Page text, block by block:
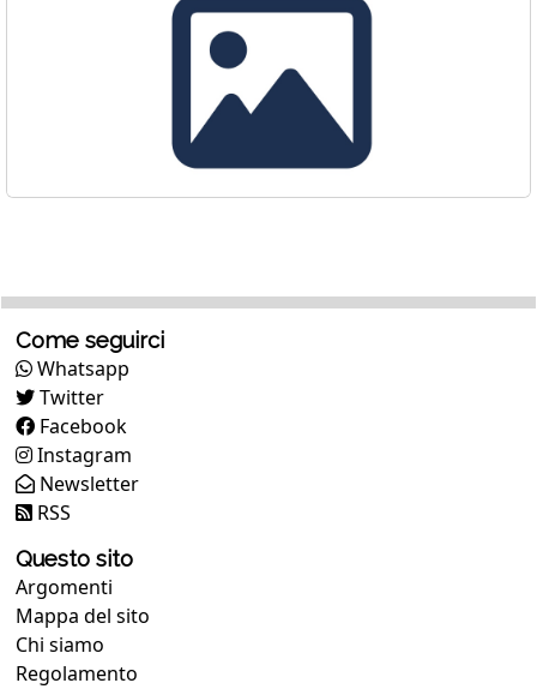
Come seguirci
Whatsapp
Twitter
Facebook
Instagram
Newsletter
RSS
Questo sito
Argomenti
Mappa del sito
Chi siamo
Regolamento